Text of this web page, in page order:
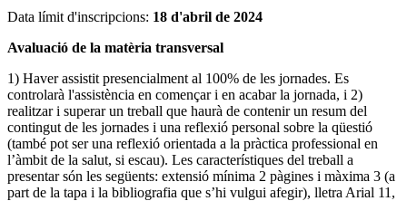
Data límit d'inscripcions: 18 d'abril de 2024
Avaluació de la matèria transversal
1) Haver assistit presencialment al 100% de les jornades. Es
controlarà l'assistència en començar i en acabar la jornada, i 2)
realitzar i superar un treball que haurà de contenir un resum del
contingut de les jornades i una reflexió personal sobre la qüestió
(també pot ser una reflexió orientada a la pràctica professional en
l’àmbit de la salut, si escau). Les característiques del treball a
presentar són les següents: extensió mínima 2 pàgines i màxima 3 (a
part de la tapa i la bibliografia que s’hi vulgui afegir), lletra Arial 11,